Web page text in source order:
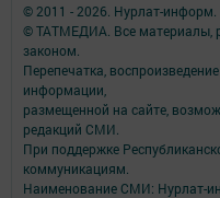
© 2011 - 2026. Нурлат-⁠
© ТАТМЕДИА. Все материалы,
законом.
Перепечатка,
информации,
размещенной на сайте,
редакций СМИ.
При поддержке
коммуникациям.
Наименование СМИ: Нурлат-⁠